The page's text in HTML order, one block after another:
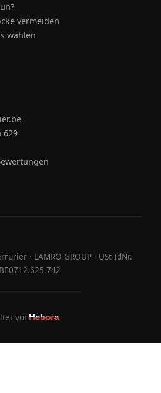
vermeiden
wählen
629
· LAMRO GROUP · USt-IdNr.
BE0712.625.742
vonHebora
Hebora